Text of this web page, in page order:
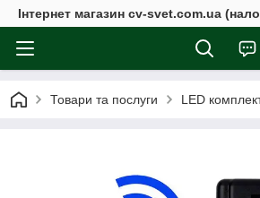
Інтернет магазин cv-svet.com.ua
Товари та послуги LED